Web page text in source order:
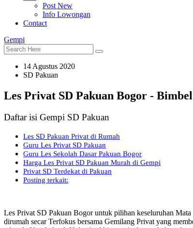
Post New
Info Lowongan
Contact
Gempi
14 Agustus 2020
SD Pakuan
Les Privat SD Pakuan Bogor -
Daftar isi Gempi SD Pakuan
Les SD Pakuan Privat di Rumah
Guru Les Privat SD Pakuan
Guru Les Sekolah Dasar Pakuan Bogor
Harga Les Privat SD Pakuan Murah di Gempi
Privat SD Terdekat di Pakuan
Posting terkait:
Les Privat SD Pakuan Bogor untuk pilihan keseluruhan
dirumah secar Terfokus bersama Gemilang Privat yang